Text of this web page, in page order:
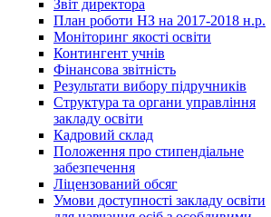
Звіт директора
План роботи НЗ на 2017-2018 н.р.
Моніторинг якості освіти
Контингент учнів
Фінансова звітність
Результати вибору підручників
Структура та органи управління
закладу освіти
Кадровий склад
Положення про стипендіальне
забезпечення
Ліцензований обсяг
Умови доступності закладу освіти